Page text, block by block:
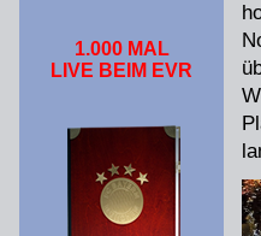
1.000 MAL
LIVE BEIM EVR